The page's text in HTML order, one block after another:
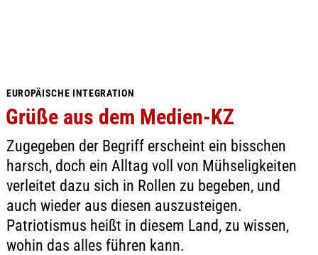
EUROPÄISCHE INTEGRATION
Grüße aus dem Medien-KZ
Zugegeben der Begriff erscheint ein bisschen
harsch, doch ein Alltag voll von Mühseligkeiten
verleitet dazu sich in Rollen zu begeben, und
auch wieder aus diesen auszusteigen.
Patriotismus heißt in diesem Land, zu wissen,
wohin das alles führen kann.